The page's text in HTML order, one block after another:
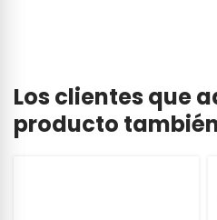
Los clientes que
producto